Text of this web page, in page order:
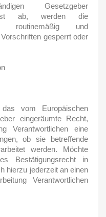
Gesetzgeber
ab, werden die
routinemäßig und
gesperrt oder
vom Europäischen
eingeräumte Recht,
Verantwortlichen eine
ob sie betreffende
werden. Möchte
Bestätigungsrecht in
hierzu jederzeit an einen
Verantwortlichen